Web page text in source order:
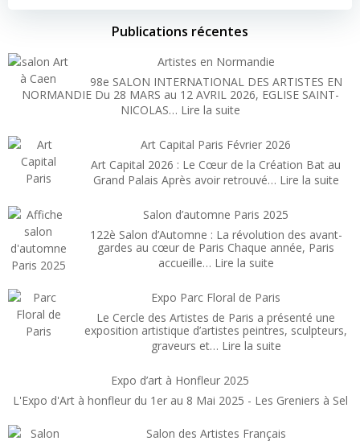
Publications récentes
Artistes en Normandie
98e SALON INTERNATIONAL DES ARTISTES EN
NORMANDIE Du 28 MARS au 12 AVRIL 2026, EGLISE SAINT-
NICOLAS… Lire la suite:
en
Normandie
Art Capital Paris Février 2026
Art Capital 2026 : Le Cœur de la Création Bat au
Grand Palais Après avoir retrouvé… Lire la suite:
Salon d’automne Paris 2025
122è Salon d’Automne : La révolution des avant-
gardes au cœur de Paris Chaque année, Paris
accueille… Lire la suite:
d’automne
Paris
2025
Expo Parc Floral de Paris
Le Cercle des Artistes de Paris a présenté une
exposition artistique d’artistes peintres, sculpteurs,
graveurs et… Lire la suite:
Floral
Paris
Expo d’art à Honfleur 2025
L'Expo d'Art à honfleur du 1er au 8 Mai 2025 - Les Greniers à Sel
Salon des Artistes Français